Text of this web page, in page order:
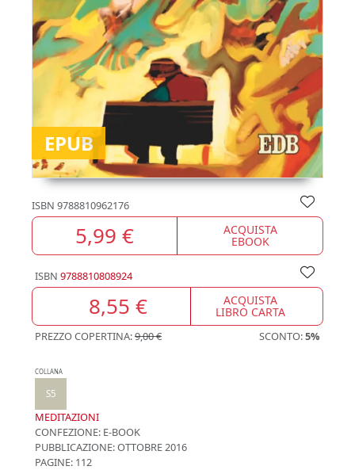
EPUB
ISBN 9788810962176
5,99 € ACQUISTA
EBOOK
ISBN 9788810808924
8,55 € ACQUISTA
LIBRO CARTA
PREZZO COPERTINA:9,00 € SCONTO:5%
COLLANA
S5
MEDITAZIONI
CONFEZIONE: E-BOOK
PUBBLICAZIONE:OTTOBRE 2016
PAGINE: 112